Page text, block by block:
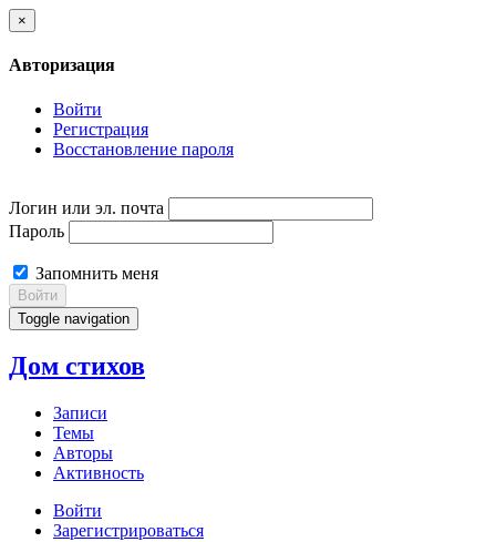
×
Авторизация
Войти
Регистрация
Восстановление пароля
Логин или эл. почта
Пароль
Запомнить меня
Войти
Toggle navigation
Дом стихов
Записи
Темы
Авторы
Активность
Войти
Зарегистрироваться